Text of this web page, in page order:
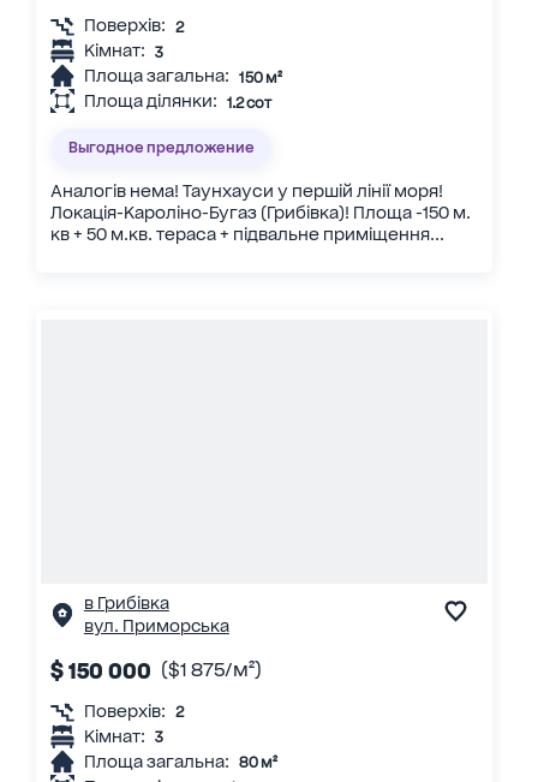
Поверхів: 2
Кімнат: 3
Площа загальна: 150 м²
Площа ділянки: 1.2 сот
Выгодное предложение
Аналогів нема! Таунхауси у першій лінії моря!
Локація-Кароліно-Бугаз (Грибівка)! Площа -150 м.
кв + 50 м.кв. тераса + підвальне приміщення...
в Грибівка
вул. Приморська
$ 150 000 ($1 875/м²)
Поверхів: 2
Кімнат: 3
Площа загальна: 80 м²